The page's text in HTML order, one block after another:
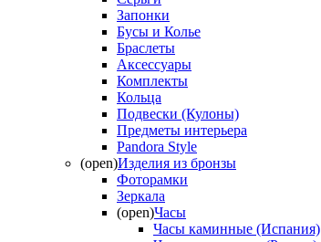
Запонки
Бусы и Колье
Браслеты
Аксессуары
Комплекты
Кольца
Подвески (Кулоны)
Предметы интерьера
Pandora Style
(open)Изделия из бронзы
Фоторамки
Зеркала
(open)Часы
Часы каминные (Испания)